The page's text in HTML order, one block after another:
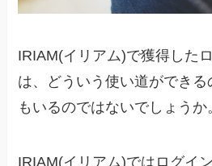
IRIAM(イリアム)で獲得した
は、どういう使い道ができる
もいるのではないでしょうか
IRIAM(イリアム)ではログイ